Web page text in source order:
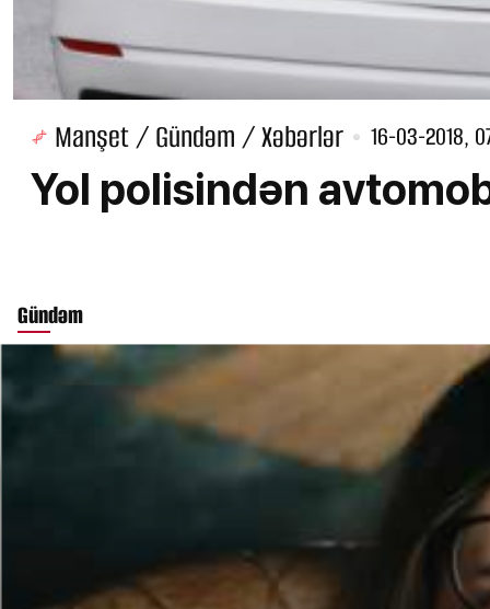
Manşet / Gündəm / Xəbərlər 16-03-2018,
Yol polisindən
Gündəm